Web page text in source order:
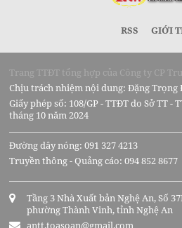
RSS GIỚI
Trang TTĐT tổng hợp của Công ty CP
Chịu trách nhiệm nội dung: Đặng Trọng
Giấy phép số: 108/GP - TTĐT do Sở TT -
tháng 10 năm 2024
Đường dây nóng: 091 327 4213
Truyền thông - Quảng cáo: 094 852 8677
Tầng 3 Nhà Xuất bản Nghệ An, Số
phường Thành Vinh, tỉnh Nghệ An
antt.toasoan@gmail.com